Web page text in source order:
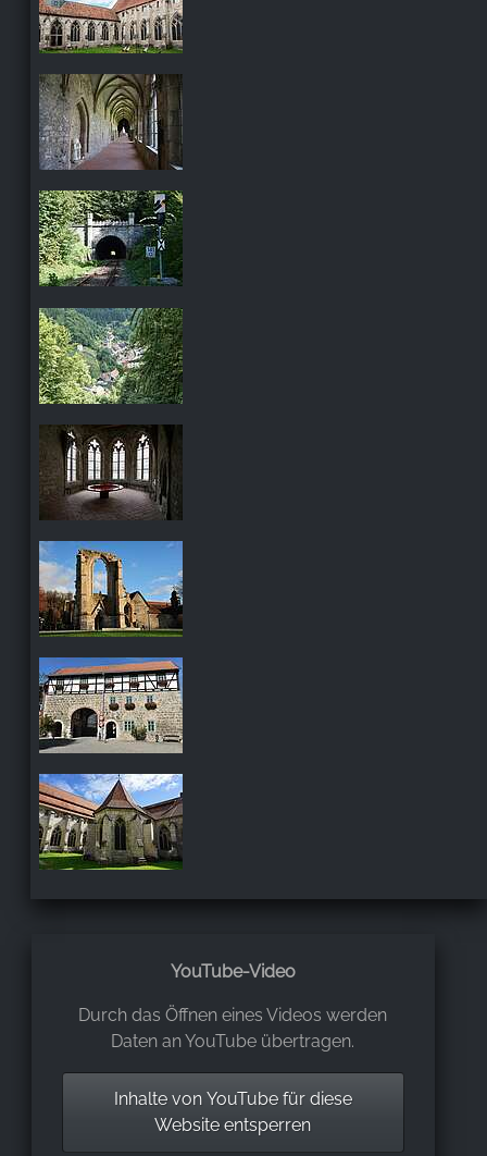
YouTube-Video
Durch das Öffnen eines Videos werden
Daten an YouTube übertragen.
Inhalte von YouTube für diese
Website entsperren